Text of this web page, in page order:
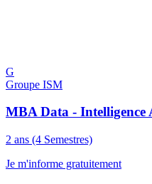
G
Groupe ISM
MBA Data - Intelligence
2 ans (4 Semestres)
Je m'informe gratuitement